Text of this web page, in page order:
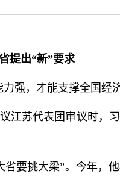
提出“新”要求
强，才能支撑全国经
江苏代表团审议时，习
省要挑大梁”。今年，